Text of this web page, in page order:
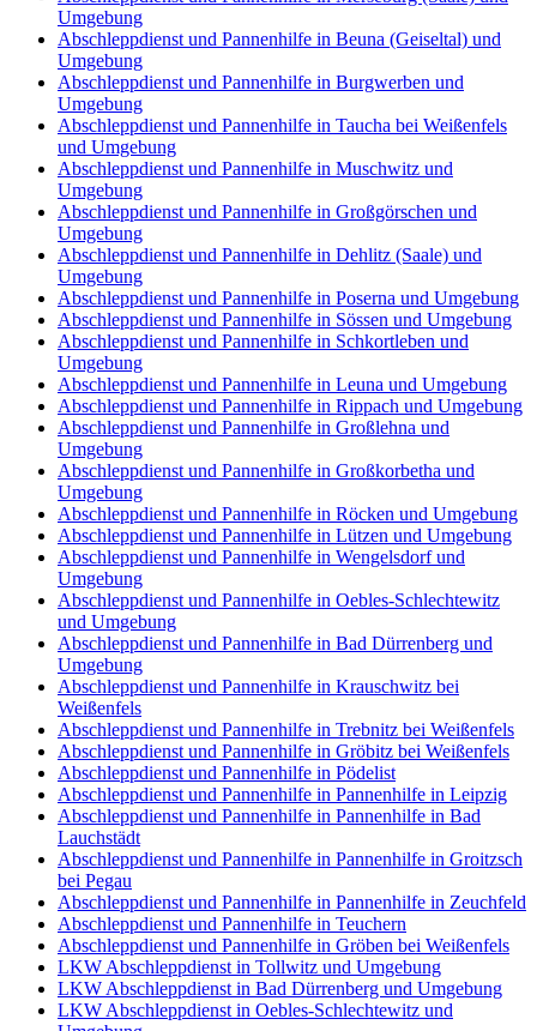
Umgebung
Abschleppdienst und Pannenhilfe in Beuna (Geiseltal) und
Umgebung
Abschleppdienst und Pannenhilfe in Burgwerben und
Umgebung
Abschleppdienst und Pannenhilfe in Taucha bei Weißenfels
und Umgebung
Abschleppdienst und Pannenhilfe in Muschwitz und
Umgebung
Abschleppdienst und Pannenhilfe in Großgörschen und
Umgebung
Abschleppdienst und Pannenhilfe in Dehlitz (Saale) und
Umgebung
Abschleppdienst und Pannenhilfe in Poserna und Umgebung
Abschleppdienst und Pannenhilfe in Sössen und Umgebung
Abschleppdienst und Pannenhilfe in Schkortleben und
Umgebung
Abschleppdienst und Pannenhilfe in Leuna und Umgebung
Abschleppdienst und Pannenhilfe in Rippach und Umgebung
Abschleppdienst und Pannenhilfe in Großlehna und
Umgebung
Abschleppdienst und Pannenhilfe in Großkorbetha und
Umgebung
Abschleppdienst und Pannenhilfe in Röcken und Umgebung
Abschleppdienst und Pannenhilfe in Lützen und Umgebung
Abschleppdienst und Pannenhilfe in Wengelsdorf und
Umgebung
Abschleppdienst und Pannenhilfe in Oebles-Schlechtewitz
und Umgebung
Abschleppdienst und Pannenhilfe in Bad Dürrenberg und
Umgebung
Abschleppdienst und Pannenhilfe in Krauschwitz bei
Weißenfels
Abschleppdienst und Pannenhilfe in Trebnitz bei Weißenfels
Abschleppdienst und Pannenhilfe in Gröbitz bei Weißenfels
Abschleppdienst und Pannenhilfe in Pödelist
Abschleppdienst und Pannenhilfe in Pannenhilfe in Leipzig
Abschleppdienst und Pannenhilfe in Pannenhilfe in Bad
Lauchstädt
Abschleppdienst und Pannenhilfe in Pannenhilfe in Groitzsch
bei Pegau
Abschleppdienst und Pannenhilfe in Pannenhilfe in Zeuchfeld
Abschleppdienst und Pannenhilfe in Teuchern
Abschleppdienst und Pannenhilfe in Gröben bei Weißenfels
LKW Abschleppdienst in Tollwitz und Umgebung
LKW Abschleppdienst in Bad Dürrenberg und Umgebung
LKW Abschleppdienst in Oebles-Schlechtewitz und